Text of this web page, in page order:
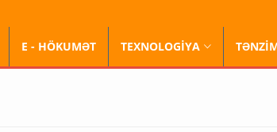
E - HÖKUMƏT TEXNOLOGİYA